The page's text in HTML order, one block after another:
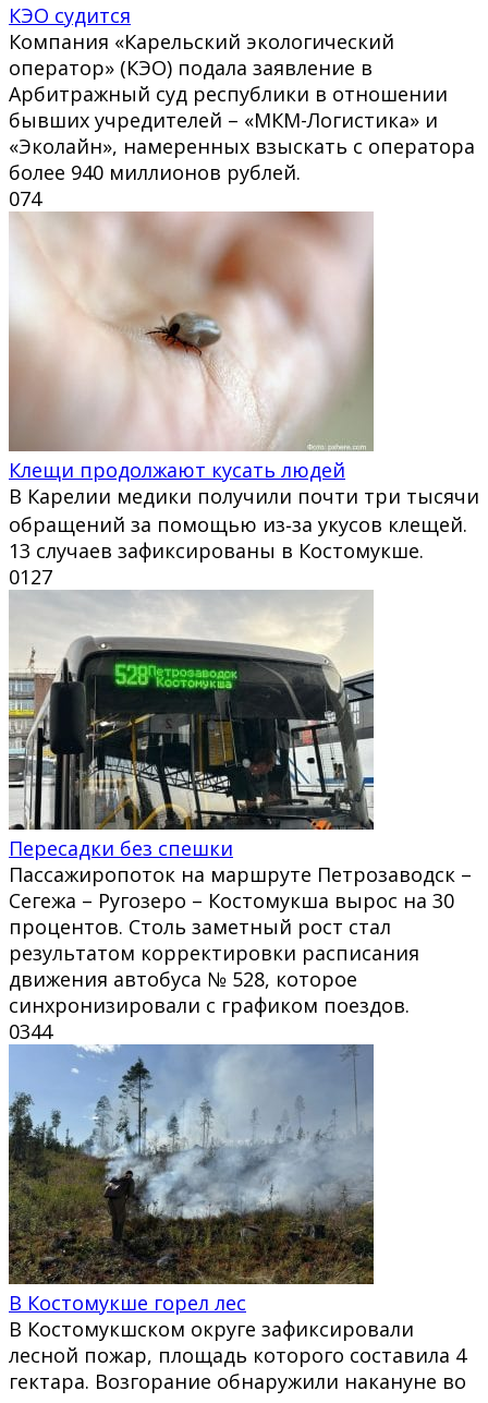
КЭО судится
Компания «Карельский экологический
оператор» (КЭО) подала заявление в
Арбитражный суд республики в отношении
бывших учредителей – «МКМ-Логистика» и
«Эколайн», намеренных взыскать с оператора
более 940 миллионов рублей.
074
Клещи продолжают кусать людей
В Карелии медики получили почти три тысячи
обращений за помощью из‑за укусов клещей.
13 случаев зафиксированы в Костомукше.
0127
Пересадки без спешки
Пассажиропоток на маршруте Петрозаводск –
Сегежа – Ругозеро – Костомукша вырос на 30
процентов. Столь заметный рост стал
результатом корректировки расписания
движения автобуса № 528, которое
синхронизировали с графиком поездов.
0344
В Костомукше горел лес
В Костомукшском округе зафиксировали
лесной пожар, площадь которого составила 4
гектара. Возгорание обнаружили накануне во